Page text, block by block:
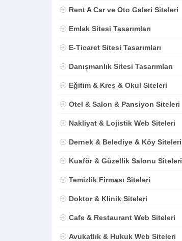
Rent A Car ve Oto Galeri Siteleri
Emlak Sitesi Tasarımları
E-Ticaret Sitesi Tasarımları
Danışmanlık Sitesi Tasarımları
Eğitim & Kreş & Okul Siteleri
Otel & Salon & Pansiyon Siteleri
Nakliyat & Lojistik Web Siteleri
Dernek & Belediye & Köy Siteleri
Kuaför & Güzellik Salonu Siteleri
Temizlik Firması Siteleri
Doktor & Klinik Siteleri
Cafe & Restaurant Web Siteleri
Avukatlık & Hukuk Web Siteleri